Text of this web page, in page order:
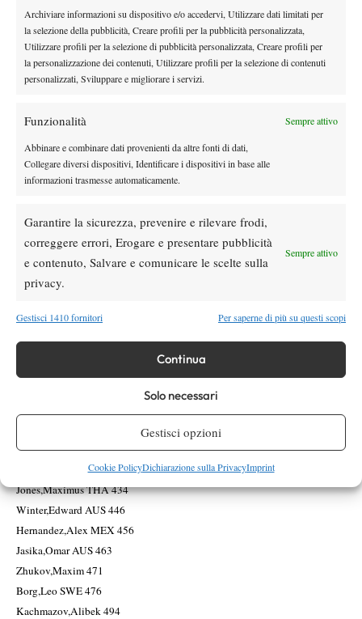
Archiviare informazioni su dispositivo e/o accedervi, Utilizzare dati limitati per
la selezione della pubblicità, Creare profili per la pubblicità personalizzata,
Utilizzare profili per la selezione di pubblicità personalizzata, Creare profili per
la personalizzazione dei contenuti, Utilizzare profili per la selezione di contenuti
personalizzati, Sviluppare e migliorare i servizi.
Funzionalità Sempre attivo
Abbinare e combinare dati provenienti da altre fonti di dati,
Collegare diversi dispositivi, Identificare i dispositivi in base alle
informazioni trasmesse automaticamente.
Garantire la sicurezza, prevenire e rilevare frodi,
correggere errori, Erogare e presentare pubblicità
e contenuto, Salvare e comunicare le scelte sulla
privacy.
Sempre attivo
Gestisci 1410 fornitori Per saperne di più su questi scopi
Continua
Solo necessari
Gestisci opzioni
Cookie PolicyDichiarazione sulla PrivacyImprint
Ivanov,Ivan BUL JR 1
Dhamne,Manas IND NG 444
ALTERNATES
1 Piraino,Gabriele (1) ITA 363
5 Romano,Filippo (1) ITA 380
6 Moeller,Marvin (1) GER 392
10 Palosi,Stefan (1) ROU 40
ENTRY LIST ATP CHALLENGER 50 BENGALURU
Smith,Keegan USA 302
Gray,Alastair GBR 324
Milic,Ognjen SRB 407
Singh,Karan IND 420
Jones,Maximus THA 434
Winter,Edward AUS 446
Hernandez,Alex MEX 456
Jasika,Omar AUS 463
Zhukov,Maxim 471
Borg,Leo SWE 476
Kachmazov,Alibek 494